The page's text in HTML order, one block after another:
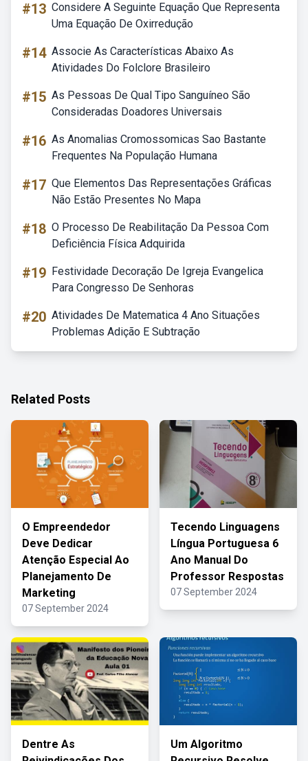
#13 Considere A Seguinte Equação Que Representa
Uma Equação De Oxirredução
#14 Associe As Características Abaixo As
Atividades Do Folclore Brasileiro
#15 As Pessoas De Qual Tipo Sanguíneo São
Consideradas Doadores Universais
#16 As Anomalias Cromossomicas Sao Bastante
Frequentes Na População Humana
#17 Que Elementos Das Representações Gráficas
Não Estão Presentes No Mapa
#18 O Processo De Reabilitação Da Pessoa Com
Deficiência Física Adquirida
#19 Festividade Decoração De Igreja Evangelica
Para Congresso De Senhoras
#20 Atividades De Matematica 4 Ano Situações
Problemas Adição E Subtração
Related Posts
O Empreendedor
Deve Dedicar
Atenção Especial Ao
Planejamento De
Marketing
07 September 2024
Tecendo Linguagens
Língua Portuguesa 6
Ano Manual Do
Professor Respostas
07 September 2024
Dentre As
Um Algoritmo